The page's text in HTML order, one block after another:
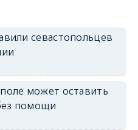
севастопольцев
может оставить
помощи